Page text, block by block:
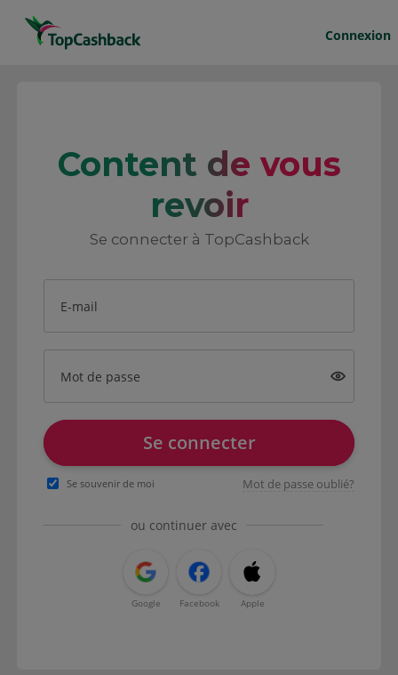
Connexion
Content de vous
revoir
Se connecter à TopCashback
E-mail
Mot de passe
Se connecter
Se souvenir de moi Mot de passe oublié?
ou continuer avec
Google Facebook Apple